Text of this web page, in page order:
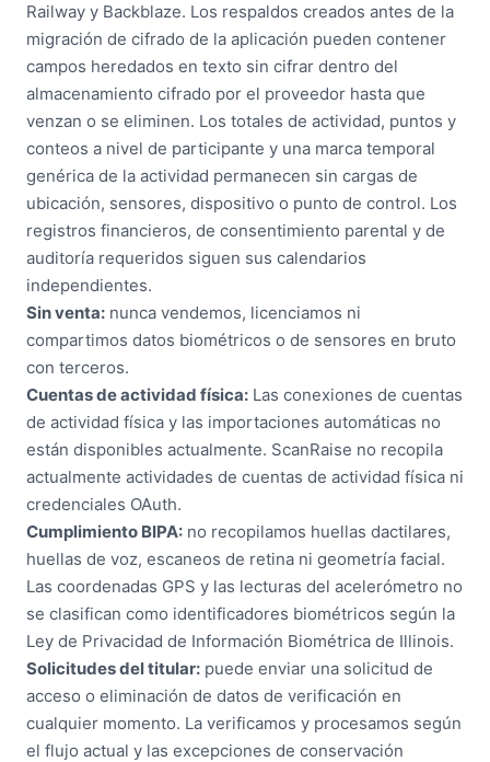
Railway y Backblaze. Los respaldos creados antes de la
migración de cifrado de la aplicación pueden contener
campos heredados en texto sin cifrar dentro del
almacenamiento cifrado por el proveedor hasta que
venzan o se eliminen. Los totales de actividad, puntos y
conteos a nivel de participante y una marca temporal
genérica de la actividad permanecen sin cargas de
ubicación, sensores, dispositivo o punto de control. Los
registros financieros, de consentimiento parental y de
auditoría requeridos siguen sus calendarios
independientes.
Sin venta: nunca vendemos, licenciamos ni
compartimos datos biométricos o de sensores en bruto
con terceros.
Cuentas de actividad física: Las conexiones de cuentas
de actividad física y las importaciones automáticas no
están disponibles actualmente. ScanRaise no recopila
actualmente actividades de cuentas de actividad física ni
credenciales OAuth.
Cumplimiento BIPA: no recopilamos huellas dactilares,
huellas de voz, escaneos de retina ni geometría facial.
Las coordenadas GPS y las lecturas del acelerómetro no
se clasifican como identificadores biométricos según la
Ley de Privacidad de Información Biométrica de Illinois.
Solicitudes del titular: puede enviar una solicitud de
acceso o eliminación de datos de verificación en
cualquier momento. La verificamos y procesamos según
el flujo actual y las excepciones de conservación